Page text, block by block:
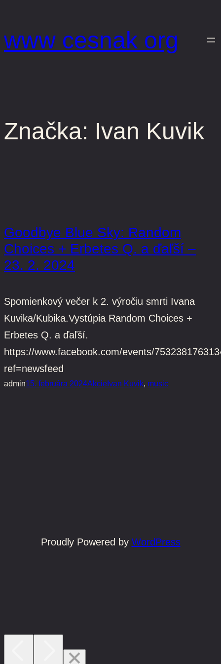
obsah
www cesnak org
Značka: Ivan Kuvik
Goodbye Blue Sky: Random
Choices + Erbetes Q. a ďaľší –
23. 2. 2024
Spomienkový večer k 2. výročiu smrti Ivana
Kuvika/Kubika.Vystúpia Random Choices +
Erbetes Q. a ďaľší.
https://www.facebook.com/events/
ref=newsfeed
admin15. februára 2024Akcie Ivan Kuvik, music
Proudly Powered by WordPress